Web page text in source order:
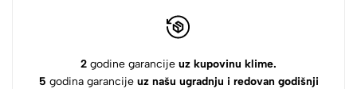
2 godine garancije uz kupovinu klime.
5 godina garancije uz našu ugradnju i redovan godišnji